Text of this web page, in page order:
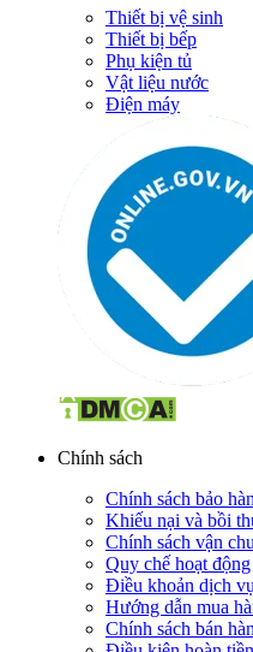
Thiết bị vệ sinh
Thiết bị bếp
Phụ kiện tủ
Vật liệu nước
Điện máy
Chính sách
Chính sách bảo
Khiếu nại và bồi
Chính sách vận
Quy chế hoạt động
Điều khoản dịch
Hướng dẫn mua
Chính sách bán